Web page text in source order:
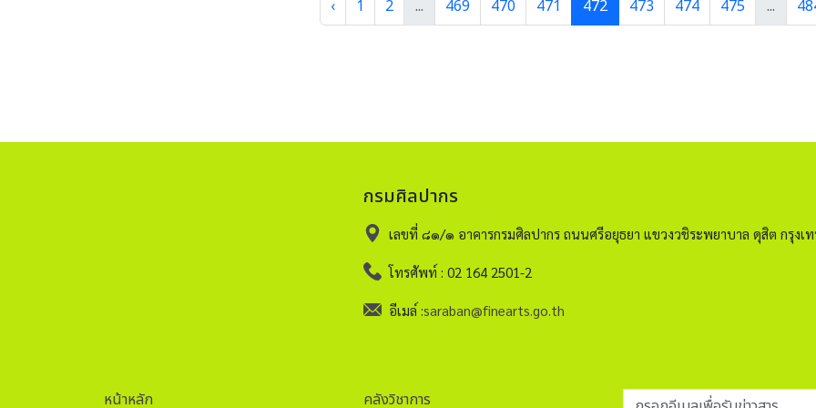
‹ 1 2 ... 469 470 471 472 473 474 475 ...
กรมศิลปากร
เลขที่ ๘๑/๑ อาคารกรมศิลปากร ถนนศรีอยุธยา แขวงวชิระพยาบาล ดุสิต กรุง
โทรศัพท์ : 02 164 2501-2
อีเมล์ :saraban@finearts.go.th
หน้าหลัก คลังวิชาการ กรอกอีเมลเพื่อรับข่าวสาร